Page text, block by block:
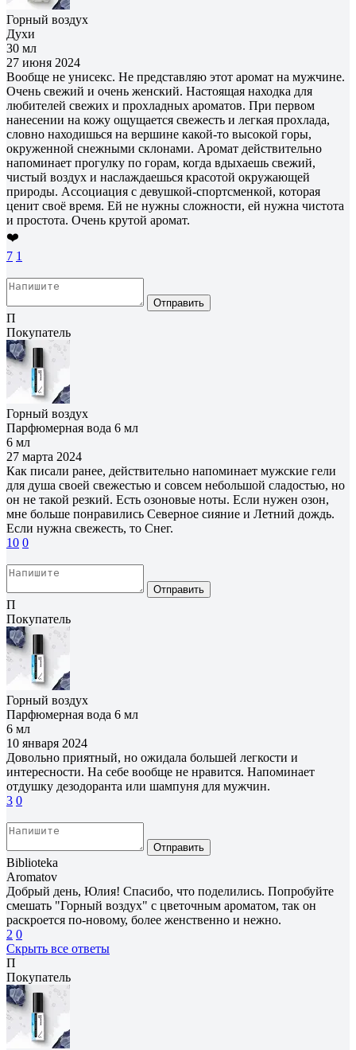
Горный воздух
Духи
30 мл
27 июня 2024
Вообще не унисекс. Не представляю этот аромат на мужчине.
Очень свежий и очень женский. Настоящая находка для
любителей свежих и прохладных ароматов. При первом
нанесении на кожу ощущается свежесть и легкая прохлада,
словно находишься на вершине какой-то высокой горы,
окруженной снежными склонами. Аромат действительно
напоминает прогулку по горам, когда вдыхаешь свежий,
чистый воздух и наслаждаешься красотой окружающей
природы. Ассоциация с девушкой-спортсменкой, которая
ценит своё время. Ей не нужны сложности, ей нужна чистота
и простота. Очень крутой аромат.
❤️
7 1
Отправить
П
Покупатель
Горный воздух
Парфюмерная вода 6 мл
6 мл
27 марта 2024
Как писали ранее, действительно напоминает мужские гели
для душа своей свежестью и совсем небольшой сладостью, но
он не такой резкий. Есть озоновые ноты. Если нужен озон,
мне больше понравились Северное сияние и Летний дождь.
Если нужна свежесть, то Снег.
10 0
Отправить
П
Покупатель
Горный воздух
Парфюмерная вода 6 мл
6 мл
10 января 2024
Довольно приятный, но ожидала большей легкости и
интересности. На себе вообще не нравится. Напоминает
отдушку дезодоранта или шампуня для мужчин.
3 0
Отправить
Biblioteka
Aromatov
Добрый день, Юлия! Спасибо, что поделились. Попробуйте
смешать "Горный воздух" с цветочным ароматом, так он
раскроется по-новому, более женственно и нежно.
2 0
Скрыть все ответы
П
Покупатель